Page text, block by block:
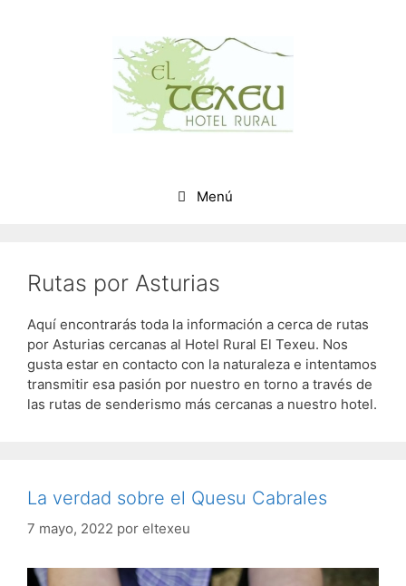
Menú
Rutas por Asturias
Aquí encontrarás toda la información a cerca de rutas
por Asturias cercanas al Hotel Rural El Texeu. Nos
gusta estar en contacto con la naturaleza e intentamos
transmitir esa pasión por nuestro en torno a través de
las rutas de senderismo más cercanas a nuestro hotel.
La verdad sobre el Quesu Cabrales
7 mayo, 2022 por eltexeu